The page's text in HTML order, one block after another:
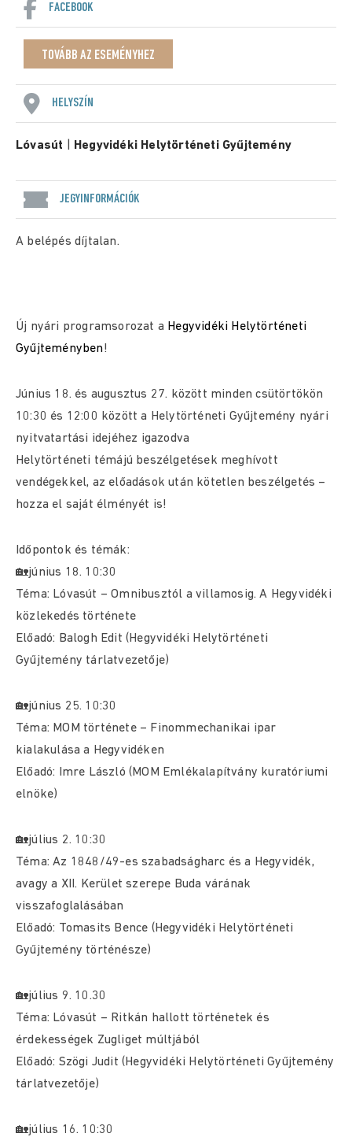
FACEBOOK
TOVÁBB AZ ESEMÉNYHEZ
HELYSZÍN
Lóvasút Hegyvidéki Helytörténeti Gyűjtemény
JEGYINFORMÁCIÓK
A belépés díjtalan.
Új nyári programsorozat a Hegyvidéki Helytörténeti
Gyűjteményben!
Június 18. és augusztus 27. között minden csütörtökön
10:30 és 12:00 között a Helytörténeti Gyűjtemény nyári
nyitvatartási idejéhez igazodva
Helytörténeti témájú beszélgetések meghívott
vendégekkel, az előadások után kötetlen beszélgetés –
hozza el saját élményét is!
Időpontok és témák:
🏡június 18. 10:30
Téma: Lóvasút – Omnibusztól a villamosig. A Hegyvidéki
közlekedés története
Előadó: Balogh Edit (Hegyvidéki Helytörténeti
Gyűjtemény tárlatvezetője)
🏡június 25. 10:30
Téma: MOM története – Finommechanikai ipar
kialakulása a Hegyvidéken
Előadó: Imre László (MOM Emlékalapítvány kuratóriumi
elnöke)
🏡július 2. 10:30
Téma: Az 1848/49-es szabadságharc és a Hegyvidék,
avagy a XII. Kerület szerepe Buda várának
visszafoglalásában
Előadó: Tomasits Bence (Hegyvidéki Helytörténeti
Gyűjtemény történésze)
🏡július 9. 10.30
Téma: Lóvasút – Ritkán hallott történetek és
érdekességek Zugliget múltjából
Előadó: Szögi Judit (Hegyvidéki Helytörténeti Gyűjtemény
tárlatvezetője)
🏡július 16. 10:30